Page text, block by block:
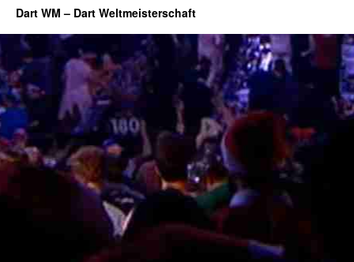
Dart WM – Dart Weltmeisterschaft